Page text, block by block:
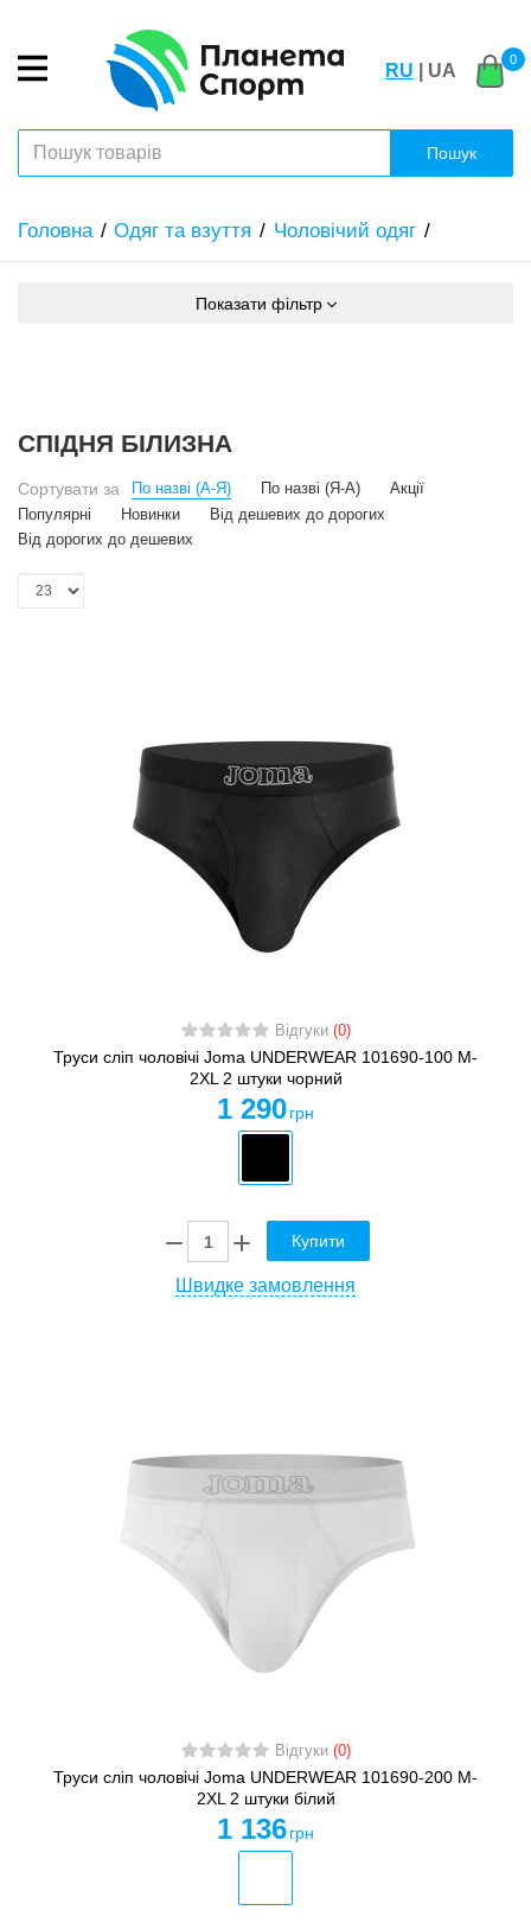
RU | UA
0
Пошук
Головна Одяг та взуття Чоловічий одяг
Показати фільтр
СПІДНЯ БІЛИЗНА
Сортувати за По назві (А-Я) По назві (Я-А)
Акції
Популярні
Новинки
Від дешевих до дорогих
Від дорогих до дешевих
Відгуки (0)
Труси сліп чоловічі Joma UNDERWEAR 101690-100 M-
2XL 2 штуки чорний
1 290 грн
Купити
Швидке замовлення
Відгуки (0)
Труси сліп чоловічі Joma UNDERWEAR 101690-200 M-
2XL 2 штуки білий
1 136 грн